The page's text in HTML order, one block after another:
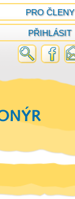
PRO ČLENY
PŘIHLÁSIT